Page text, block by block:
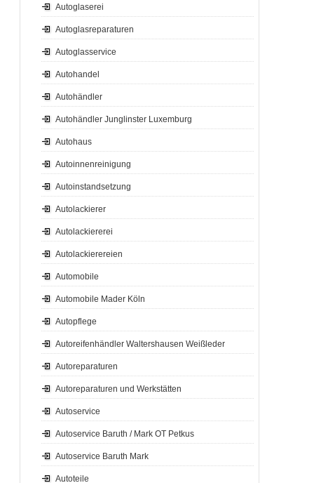
Autoglaserei
Autoglasreparaturen
Autoglasservice
Autohandel
Autohändler
Autohändler Junglinster Luxemburg
Autohaus
Autoinnenreinigung
Autoinstandsetzung
Autolackierer
Autolackiererei
Autolackierereien
Automobile
Automobile Mader Köln
Autopflege
Autoreifenhändler Waltershausen Weißleder
Autoreparaturen
Autoreparaturen und Werkstätten
Autoservice
Autoservice Baruth / Mark OT Petkus
Autoservice Baruth Mark
Autoteile